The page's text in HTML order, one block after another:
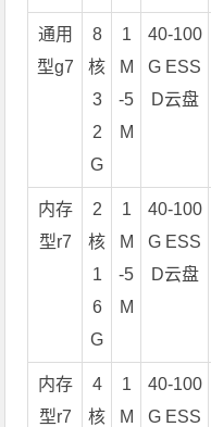
通用
型g7
8
核
3
2
G
1
M
-5
M
40-100
G ESS
D云盘
内存
型r7
2
核
1
6
G
1
M
-5
M
40-100
G ESS
D云盘
内存
型r7
4
核
1
M
40-100
G ESS